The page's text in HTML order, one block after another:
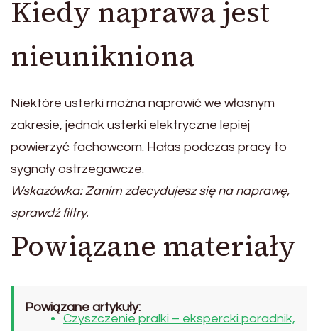
Kiedy naprawa jest
nieunikniona
Niektóre usterki można naprawić we własnym
zakresie, jednak usterki elektryczne lepiej
powierzyć fachowcom. Hałas podczas pracy to
sygnały ostrzegawcze.
Wskazówka: Zanim zdecydujesz się na naprawę,
sprawdź filtry.
Powiązane materiały
Powiązane artykuły:
Czyszczenie pralki – ekspercki poradnik,